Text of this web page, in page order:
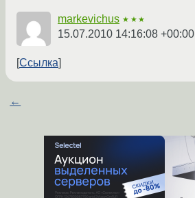
markevichus ★★★
15.07.2010 14:16:08 +00:00
Ссылка
←